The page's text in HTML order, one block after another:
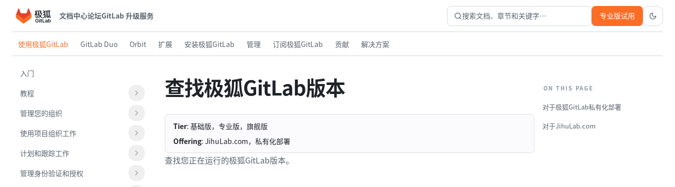
文档中心论坛GitLab 升级服务 搜索文档、章节和关键字… 专业版试用
使用极狐GitLab GitLab Duo Orbit 扩展 安装极狐GitLab 管理 订阅极狐GitLab 贡献 解决方案
入门
教程
管理您的组织
使用项目组织工作
计划和跟踪工作
管理身份验证和授权
查找极狐GitLab版本
Tier: 基础版，专业版，旗舰版
Offering: JihuLab.com，私有化部署
查找您正在运行的极狐GitLab版本。
ON THIS PAGE
对于极狐GitLab私有化部署
对于JihuLab.com